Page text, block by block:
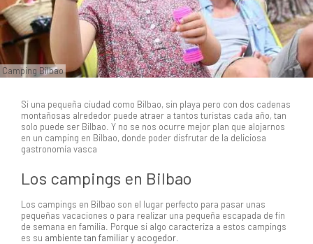
Camping Bilbao
Si una pequeña ciudad como Bilbao, sin playa pero con dos cadenas
montañosas alrededor puede atraer a tantos turistas cada año, tan
solo puede ser Bilbao. Y no se nos ocurre mejor plan que alojarnos
en un camping en Bilbao, donde poder disfrutar de la deliciosa
gastronomía vasca
Los campings en Bilbao
Los campings en Bilbao son el lugar perfecto para pasar unas
pequeñas vacaciones o para realizar una pequeña escapada de fin
de semana en familia. Porque si algo caracteriza a estos campings
es su ambiente tan familiar y acogedor